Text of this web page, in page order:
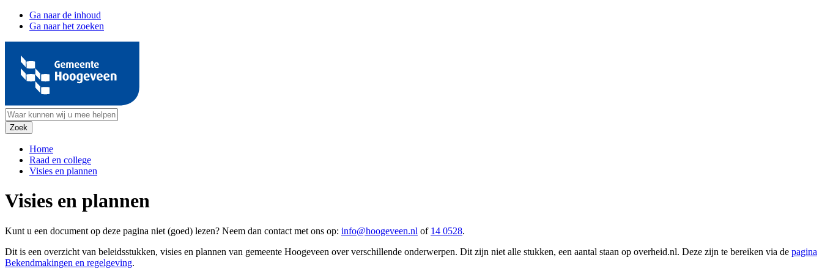
Ga naar de inhoud
Ga naar het zoeken
Home
Raad en college
Visies en plannen
Visies en plannen
Kunt u een document op deze pagina niet (goed) lezen? Neem dan contact met ons op: info@hoogeveen.nl of 14 0528.
Dit is een overzicht van beleidsstukken, visies en plannen van gemeente Hoogeveen over verschillende onderwerpen. Dit zijn niet alle stukken, een aantal staan op overheid.nl. Deze zijn te bereiken via de pagina
Bekendmakingen en regelgeving.